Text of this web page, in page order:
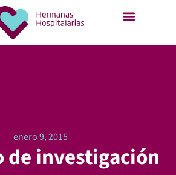
enero 9, 2015
de investigación